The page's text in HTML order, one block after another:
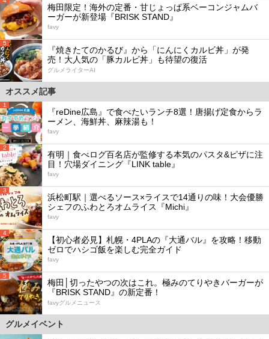
梅田限定！海外の定番・甘じょっぱ系ベーコンジャムバ
ーガーが新登場『BRISK STAND』
favy
5
『焼きたてのかるび』から「にんにくカルビ丼」が発
売！大人気の「豚カルビ丼」も待望の復活
グルメライターAI
オススメ記事
1
『reDine広島』で食べたいランチ8選！唐揚げ定食からラ
ーメン、海鮮丼、麻辣湯も！
favy
2
有明｜食べログ百名店が監修する本気のパスタ&ピザに注
目！穴場ダイニング『LINK table』
favy
3
浜松町駅｜選べるソース×ライスで14通りの味！大会優勝
シェフのふわとろオムライス『Michi』
favy
4
【初心者必見】札幌・4PLAの『大通バル』を攻略！移動
ゼロでハシゴ飯を楽しむ完全ガイド
favy
5
梅田│切ったやつの次はこれ。極みのてりやきバーガーが
『BRISK STAND』の新定番！
favyグルメニュース
グルメイベント